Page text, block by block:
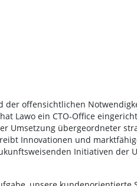
der offensichtlichen
Lawo ein CTO-Office
Umsetzung übergeordneter
Innovationen und
Initiativen der